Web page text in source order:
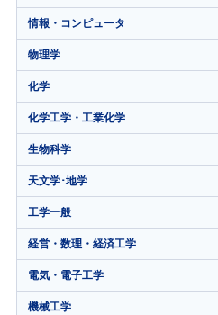
情報・コンピュータ
物理学
化学
化学工学・工業化学
生物科学
天文学･地学
工学一般
経営・数理・経済工学
電気・電子工学
機械工学